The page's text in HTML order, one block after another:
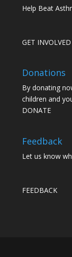
Help Beat
GET INVOLVED
Donations
By donating
children and
DONATE
Feedback
Let us know
FEEDBACK